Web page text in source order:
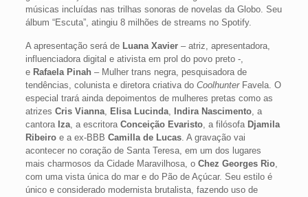
músicas incluídas nas trilhas sonoras de novelas da Globo. Seu
álbum “Escuta”, atingiu 8 milhões de streams no Spotify.
A apresentação será de Luana Xavier– atriz, apresentadora,
influenciadora digital e ativista em prol do povo preto -,
e Rafaela Pinah – Mulher trans negra, pesquisadora de
tendências, colunista e diretora criativa do Coolhunter Favela. O
especial trará ainda depoimentos de mulheres pretas como as
atrizes Cris Vianna, Elisa Lucinda, Indira Nascimento, a
cantora Iza, a escritora Conceição Evaristo, a filósofa Djamila
Ribeiroe a ex-BBB Camilla de Lucas. A gravação vai
acontecer no coração de Santa Teresa, em um dos lugares
mais charmosos da Cidade Maravilhosa, o Chez Georges Rio,
com uma vista única do mar e do Pão de Açúcar. Seu estilo é
único e considerado modernista brutalista, fazendo uso de